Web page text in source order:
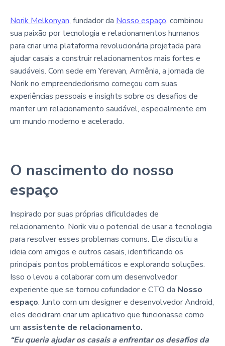
Norik Melkonyan, fundador da Nosso espaço, combinou
sua paixão por tecnologia e relacionamentos humanos
para criar uma plataforma revolucionária projetada para
ajudar casais a construir relacionamentos mais fortes e
saudáveis. Com sede em Yerevan, Armênia, a jornada de
Norik no empreendedorismo começou com suas
experiências pessoais e insights sobre os desafios de
manter um relacionamento saudável, especialmente em
um mundo moderno e acelerado.
O nascimento do nosso
espaço
Inspirado por suas próprias dificuldades de
relacionamento, Norik viu o potencial de usar a tecnologia
para resolver esses problemas comuns. Ele discutiu a
ideia com amigos e outros casais, identificando os
principais pontos problemáticos e explorando soluções.
Isso o levou a colaborar com um desenvolvedor
experiente que se tornou cofundador e CTO da Nosso
espaço. Junto com um designer e desenvolvedor Android,
eles decidiram criar um aplicativo que funcionasse como
um assistente de relacionamento.
“Eu queria ajudar os casais a enfrentar os desafios da